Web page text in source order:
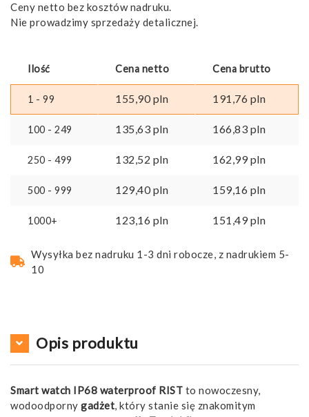
Ceny netto bez kosztów nadruku.
Nie prowadzimy sprzedaży detalicznej.
Ilość Cena netto Cena brutto
1 - 99 155,90pln 191,76 pln
100 - 249 135,63 pln 166,83 pln
250 - 499 132,52 pln 162,99pln
500 - 999 129,40pln 159,16 pln
1000+ 123,16 pln 151,49pln
Wysyłka bez nadruku 1-3 dni robocze, z nadrukiem 5-
10
Opis produktu
Smart watch IP68 waterproof RIST to nowoczesny,
wodoodporny gadżet, który stanie się znakomitym